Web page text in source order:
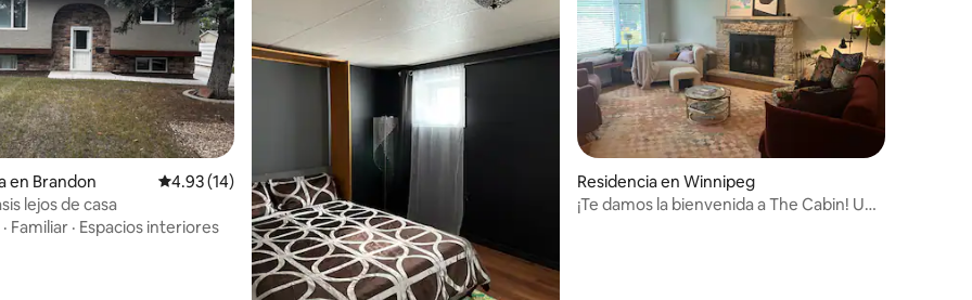
en Brandon Calificación promedio: 4.93 de 5; 14 evaluaciones
4.93 (14)
lejos de casa
· Familiar · Espacios interiores
Residencia en Winnipeg
¡Te damos la bienvenida a The Cabin! Un